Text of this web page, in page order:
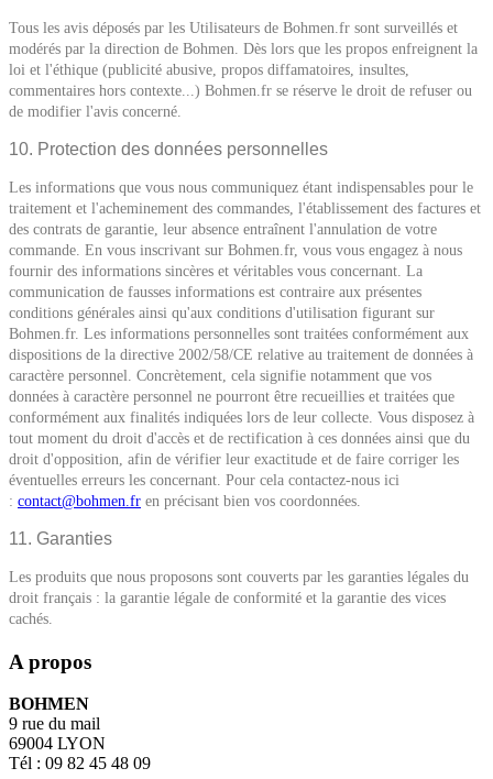
Tous les avis déposés par les Utilisateurs de Bohmen.fr sont surveillés et
modérés par la direction de Bohmen. Dès lors que les propos enfreignent la
loi et l'éthique (publicité abusive, propos diffamatoires, insultes,
commentaires hors contexte...) Bohmen.fr se réserve le droit de refuser ou
de modifier l'avis concerné.
10. Protection des données personnelles
Les informations que vous nous communiquez étant indispensables pour le
traitement et l'acheminement des commandes, l'établissement des factures et
des contrats de garantie, leur absence entraînent l'annulation de votre
commande. En vous inscrivant sur Bohmen.fr, vous vous engagez à nous
fournir des informations sincères et véritables vous concernant. La
communication de fausses informations est contraire aux présentes
conditions générales ainsi qu'aux conditions d'utilisation figurant sur
Bohmen.fr. Les informations personnelles sont traitées conformément aux
dispositions de la directive 2002/58/CE relative au traitement de données à
caractère personnel. Concrètement, cela signifie notamment que vos
données à caractère personnel ne pourront être recueillies et traitées que
conformément aux finalités indiquées lors de leur collecte. Vous disposez à
tout moment du droit d'accès et de rectification à ces données ainsi que du
droit d'opposition, afin de vérifier leur exactitude et de faire corriger les
éventuelles erreurs les concernant. Pour cela contactez-nous ici
: contact@bohmen.fr en précisant bien vos coordonnées.
11. Garanties
Les produits que nous proposons sont couverts par les garanties légales du
droit français : la garantie légale de conformité et la garantie des vices
cachés.
A propos
BOHMEN
9 rue du mail
69004 LYON
Tél : 09 82 45 48 09